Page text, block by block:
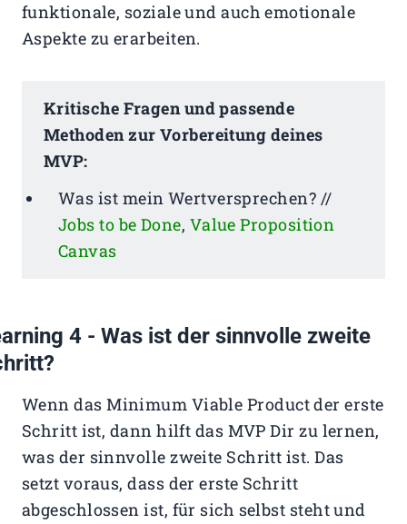
funktionale, soziale und auch emotionale
Aspekte zu erarbeiten.
Kritische Fragen und passende
Methoden zur Vorbereitung deines
MVP:
Was ist mein Wertversprechen? //
Jobs to be Done, Value Proposition
Canvas
4 - Was ist der sinnvolle zweite
Wenn das Minimum Viable Product der erste
Schritt ist, dann hilft das MVP Dir zu lernen,
was der sinnvolle zweite Schritt ist. Das
setzt voraus, dass der erste Schritt
abgeschlossen ist, für sich selbst steht und